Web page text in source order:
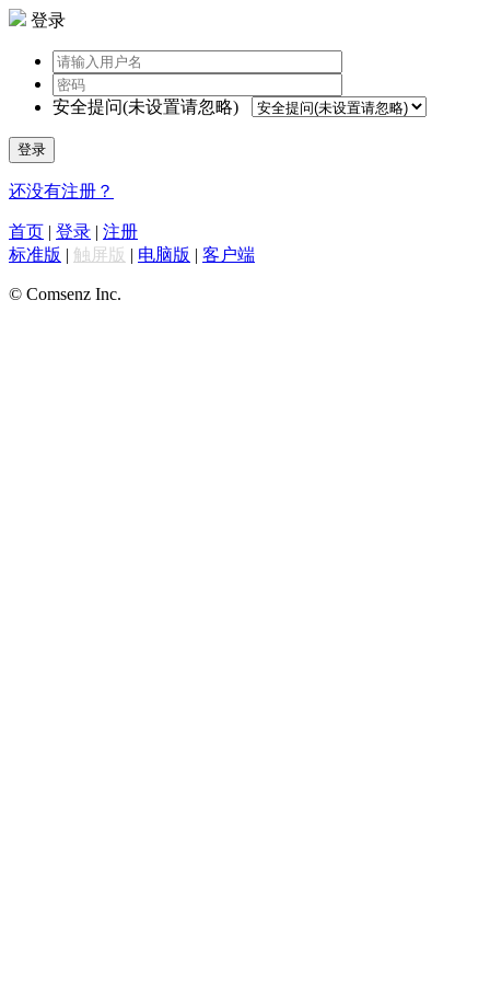
登录
安全提问(未设置请忽略)
登录
还没有注册？
首页 | 登录 | 注册
标准版 | 触屏版 | 电脑版 | 客户端
© Comsenz Inc.